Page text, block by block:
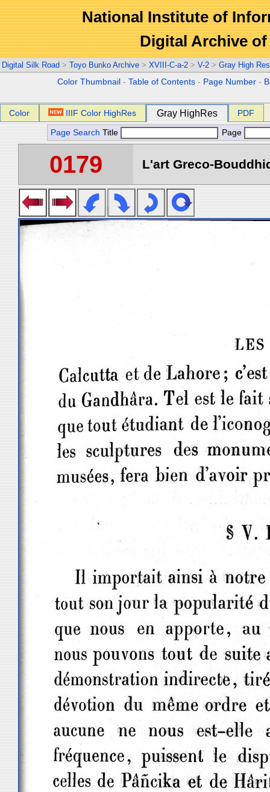
National Institute of
Digital Archive
Digital Silk Road > Toyo Bunko Archive > XVIII-C-a-2 > V-2 > Gray High
Color Thumbnail -Table of Contents - Page Number -
Color IIIF Color HighRes Gray HighRes PDF
Page Search Title Page
0179 L'art Greco-